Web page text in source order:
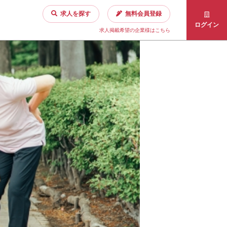
求人を探す 無料会員登録
求人掲載希望の企業様はこちら
ログイン